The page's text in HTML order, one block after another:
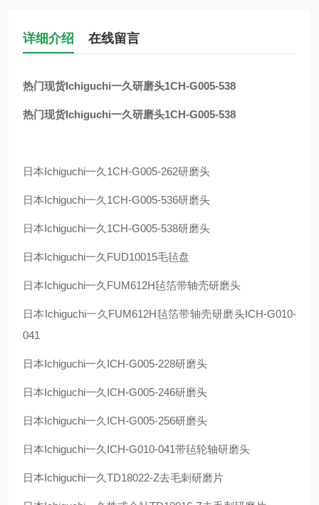
详细介绍 在线留言
热门现货Ichiguchi一久研磨头1CH-G005-538
热门现货Ichiguchi一久研磨头1CH-G005-538
日本Ichiguchi一久 1CH-G005-262研磨头
日本Ichiguchi一久 1CH-G005-536研磨头
日本Ichiguchi一久 1CH-G005-538研磨头
日本Ichiguchi一久 FUD10015毛毡盘
日本Ichiguchi一久 FUM612H毡箔带轴壳研磨头
日本Ichiguchi一久 FUM612H毡箔带轴壳研磨头ICH-G010-
041
日本Ichiguchi一久 ICH-G005-228研磨头
日本Ichiguchi一久 ICH-G005-246研磨头
日本Ichiguchi一久 ICH-G005-256研磨头
日本Ichiguchi一久 ICH-G010-041带毡轮轴研磨头
日本Ichiguchi一久 TD18022-Z去毛刺研磨片